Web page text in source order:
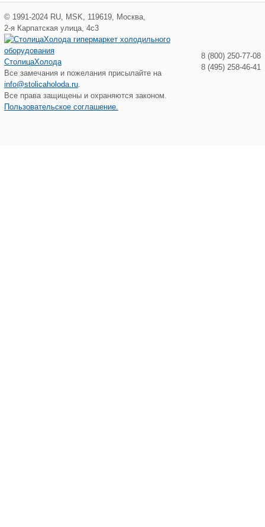
разб.
(пр.
класс
3178908440)
© 1991-2024 RU MSK 119619 Москва
2-я Карпатская улица, 4с3
СтолицаХолода
Все замечания и пожелания присылайте на
info@stolicaholoda.ru
Все права защищены и охраняются законом.
Пользовательское соглашение.
8 (800) 250-77-08
8 (495) 258-46-41